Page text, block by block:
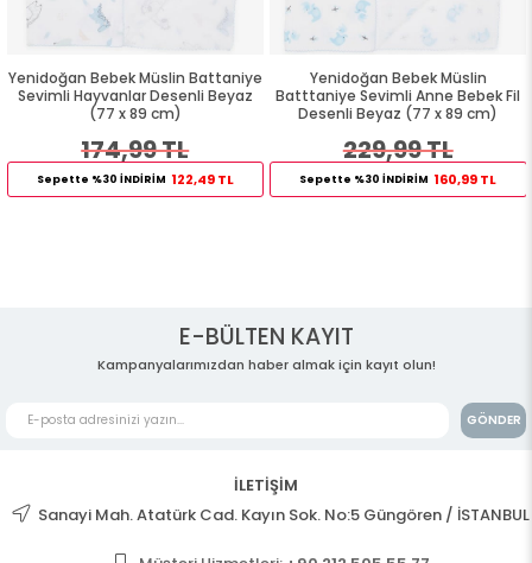
Yenidoğan Bebek Müslin Battaniye
Sevimli Hayvanlar Desenli Beyaz
(77 x 89 cm)
174,99 TL
Sepette %30 İNDİRİM 122,49 TL
Yenidoğan Bebek Müslin
Batttaniye Sevimli Anne Bebek Fil
Desenli Beyaz (77 x 89 cm)
229,99 TL
Sepette %30 İNDİRİM 160,99 TL
E-BÜLTEN KAYIT
Kampanyalarımızdan haber almak için kayıt olun!
GÖNDER
İLETİŞİM
Sanayi Mah. Atatürk Cad. Kayın Sok. No:5 Güngören / İSTANBUL